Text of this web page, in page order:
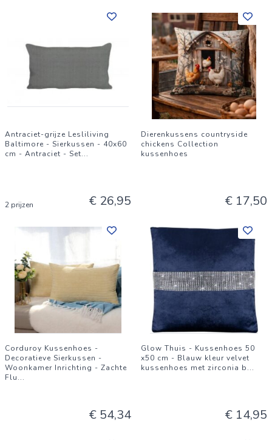
Antraciet-grijze Lesliliving
Baltimore - Sierkussen - 40x60
cm - Antraciet - Set...
2 prijzen € 26,95
Dierenkussens countryside
chickens Collection
kussenhoes
€ 17,50
Corduroy Kussenhoes -
Decoratieve Sierkussen -
Woonkamer Inrichting - Zachte
Flu...
€ 54,34
Glow Thuis - Kussenhoes 50
x50 cm - Blauw kleur velvet
kussenhoes met zirconia b...
€ 14,95